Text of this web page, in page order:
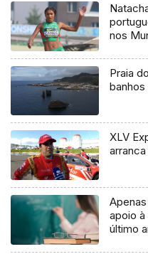
nos
Praia
XLV
apoio
último